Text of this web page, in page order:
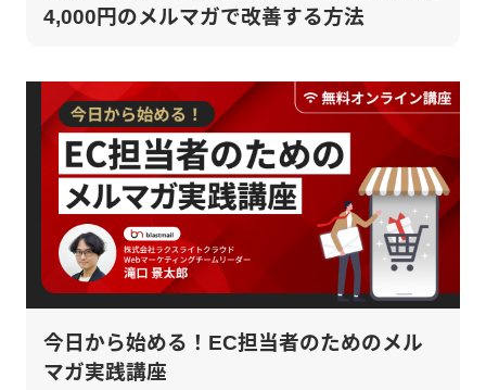
4,000円のメルマガで改善する方法
今日から始める！EC担当者のためのメル
マガ実践講座